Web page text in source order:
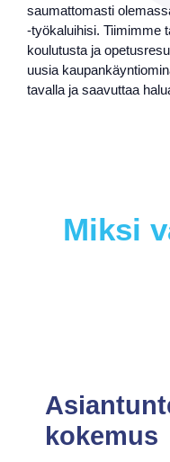
saumattomasti
-työkaluihisi. Tiimimme
koulutusta ja
uusia
tavalla ja saavuttaa
Miksi
kokemus